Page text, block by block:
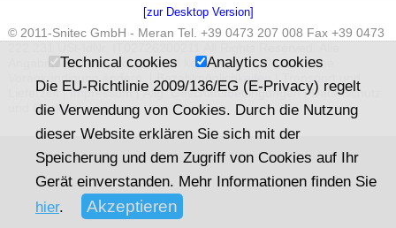
Technical cookies
Analytics cookies
Die EU-Richtlinie 2009/136/EG (E-Privacy) regelt
die Verwendung von Cookies. Durch die Nutzung
dieser Website erklären Sie sich mit der
Speicherung und dem Zugriff von Cookies auf Ihr
Gerät einverstanden. Mehr Informationen finden Sie
hier.
[zur Desktop Version]
© 2011-Snitec GmbH - Meran Tel. +39 0473 207 008 Fax +39 0473
Angaben sind provisorisch und können sich jederzeit ohne
Vorankündigung ändern. |Bezahlmöglichkeiten| Transport und
Lieferzeit |Impressum|Allg. Geschäftsbedingungen|Datenschutz
und Cookies